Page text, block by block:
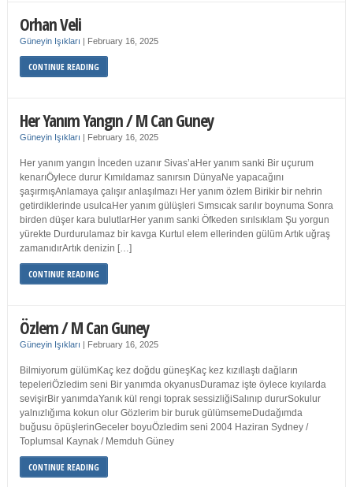
Orhan Veli
Güneyin Işıkları | February 16, 2025
CONTINUE READING
Her Yanım Yangın / M Can Guney
Güneyin Işıkları | February 16, 2025
Her yanım yangın İnceden uzanır Sivas’aHer yanım sanki Bir uçurum
kenarıÖylece durur Kımıldamaz sanırsın DünyaNe yapacağını
şaşırmışAnlamaya çalışır anlaşılmazı Her yanım özlem Birikir bir nehrin
getirdiklerinde usulcaHer yanım gülüşleri Sımsıcak sarılır boynuma Sonra
birden düşer kara bulutlarHer yanım sanki Öfkeden sırılsıklam Şu yorgun
yürekte Durdurulamaz bir kavga Kurtul elem ellerinden gülüm Artık uğraş
zamanıdırArtık denizin […]
CONTINUE READING
Özlem / M Can Guney
Güneyin Işıkları | February 16, 2025
Bilmiyorum gülümKaç kez doğdu güneşKaç kez kızıllaştı dağların
tepeleriÖzledim seni Bir yanımda okyanusDuramaz işte öylece kıyılarda
sevişirBir yanımdaYanık kül rengi toprak sessizliğiSalınıp dururSokulur
yalnızlığıma kokun olur Gözlerim bir buruk gülümsemeDudağımda
buğusu öpüşlerinGeceler boyuÖzledim seni 2004 Haziran Sydney /
Toplumsal Kaynak / Memduh Güney
CONTINUE READING